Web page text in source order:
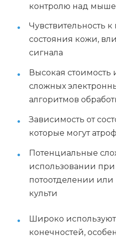
контролю над
Чувствительность
состояния кожи,
сигнала
Высокая стоимость
сложных
алгоритмов
Зависимость от
которые могут
Потенциальные
использовании
потоотделении
культи
Широко
конечностей,